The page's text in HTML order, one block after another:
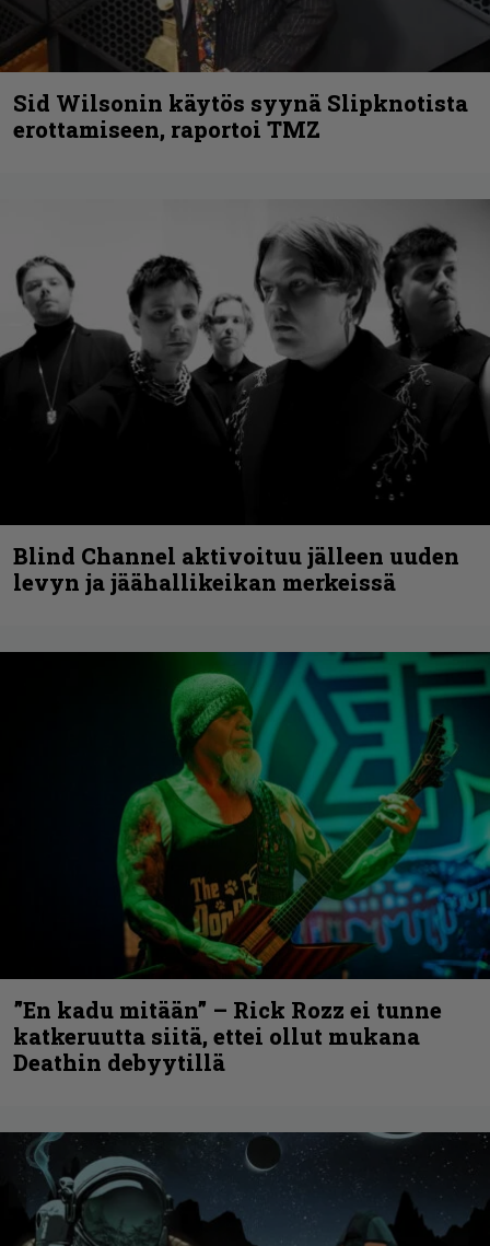
Sid Wilsonin käytös syynä Slipknotista
erottamiseen, raportoi TMZ
Blind Channel aktivoituu jälleen uuden
levyn ja jäähallikeikan merkeissä
”En kadu mitään” – Rick Rozz ei tunne
katkeruutta siitä, ettei ollut mukana
Deathin debyytillä